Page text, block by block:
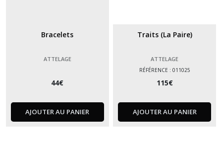
Bracelets
ATTELAGE
44€
AJOUTER AU PANIER
Traits (La Paire)
ATTELAGE
RÉFÉRENCE : 011025
115€
AJOUTER AU PANIER